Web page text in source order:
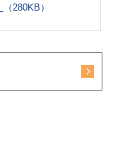
（280KB）